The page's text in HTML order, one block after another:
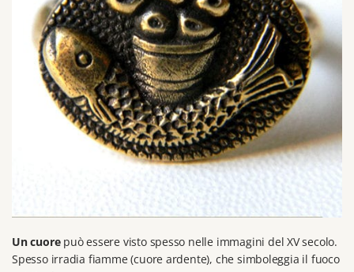
Un cuorepuò essere visto spesso nelle immagini del XV secolo.
Spesso irradia fiamme (cuore ardente), che simboleggia il fuoco